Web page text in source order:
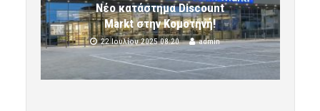
Νέο κατάστημα Discount
Markt στην Κομοτηνή!
22 Ιουλίου 2025 08:20 admin